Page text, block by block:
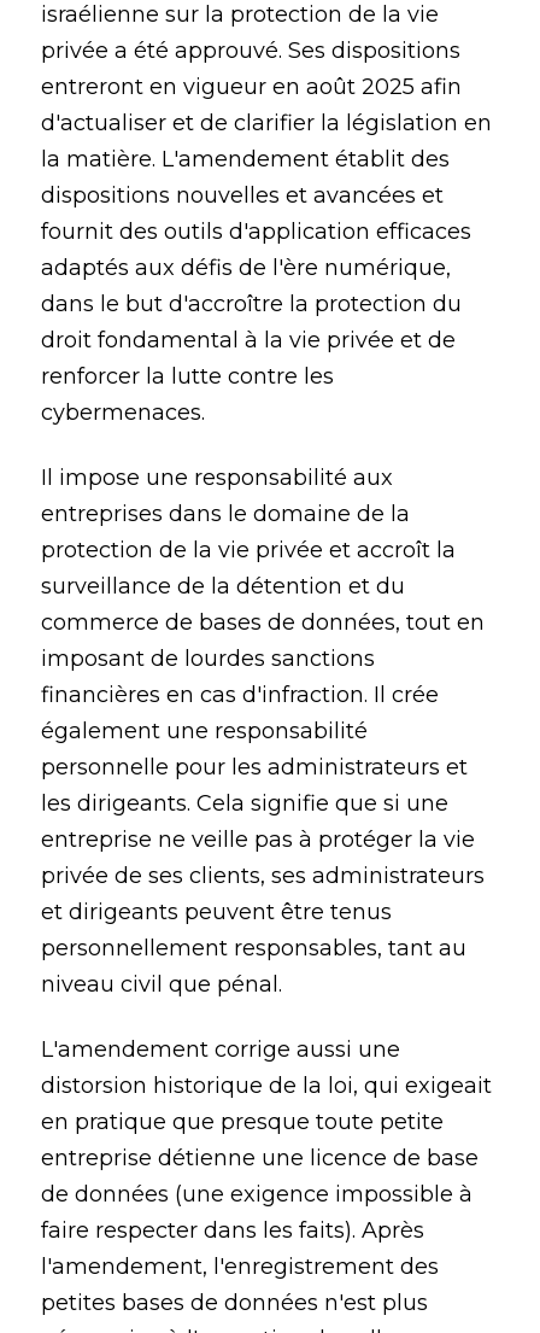
israélienne sur la protection de la vie
privée a été approuvé. Ses dispositions
entreront en vigueur en août 2025 afin
d'actualiser et de clarifier la législation en
la matière. L'amendement établit des
dispositions nouvelles et avancées et
fournit des outils d'application efficaces
adaptés aux défis de l'ère numérique,
dans le but d'accroître la protection du
droit fondamental à la vie privée et de
renforcer la lutte contre les
cybermenaces.
Il impose une responsabilité aux
entreprises dans le domaine de la
protection de la vie privée et accroît la
surveillance de la détention et du
commerce de bases de données, tout en
imposant de lourdes sanctions
financières en cas d'infraction. Il crée
également une responsabilité
personnelle pour les administrateurs et
les dirigeants. Cela signifie que si une
entreprise ne veille pas à protéger la vie
privée de ses clients, ses administrateurs
et dirigeants peuvent être tenus
personnellement responsables, tant au
niveau civil que pénal.
L'amendement corrige aussi une
distorsion historique de la loi, qui exigeait
en pratique que presque toute petite
entreprise détienne une licence de base
de données (une exigence impossible à
faire respecter dans les faits). Après
l'amendement, l'enregistrement des
petites bases de données n'est plus